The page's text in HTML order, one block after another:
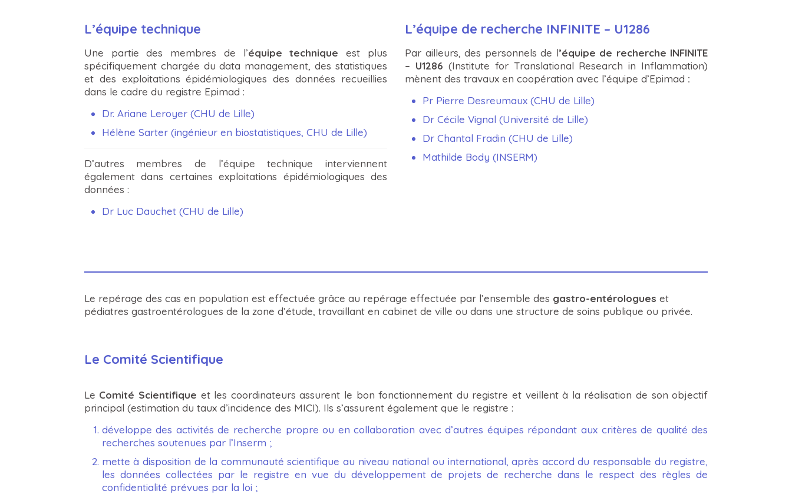
L’équipe technique
Une partie des membres de l’équipe technique est plus
spécifiquement chargée du data management, des statistiques
et des exploitations épidémiologiques des données recueillies
dans le cadre du registre Epimad :
Dr. Ariane Leroyer (CHU de Lille)
Hélène Sarter (ingénieur en biostatistiques, CHU de Lille)
D’autres membres de l’équipe technique interviennent
également dans certaines exploitations épidémiologiques des
données :
Dr Luc Dauchet (CHU de Lille)
L’équipe de recherche INFINITE – U1286
Par ailleurs, des personnels de l’équipe de recherche INFINITE
– U1286 (Institute for Translational Research in Inflammation)
mènent des travaux en coopération avec l’équipe d’Epimad :
Pr Pierre Desreumaux (CHU de Lille)
Dr Cécile Vignal (Université de Lille)
Dr Chantal Fradin (CHU de Lille)
Mathilde Body (INSERM)
Le repérage des cas en population est effectuée grâce au repérage effectuée par l’ensemble des gastro-entérologues et
pédiatres gastroentérologues de la zone d’étude, travaillant en cabinet de ville ou dans une structure de soins publique ou privée.
Le Comité Scientifique
Le Comité Scientifique et les coordinateurs assurent le bon fonctionnement du registre et veillent à la réalisation de son objectif
principal (estimation du taux d’incidence des MICI). Ils s’assurent également que le registre :
développe des activités de recherche propre ou en collaboration avec d’autres équipes répondant aux critères de qualité des
recherches soutenues par l’Inserm ;
mette à disposition de la communauté scientifique au niveau national ou international, après accord du responsable du registre,
les données collectées par le registre en vue du développement de projets de recherche dans le respect des règles de
confidentialité prévues par la loi ;